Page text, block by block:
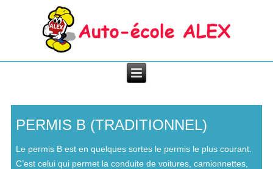
PERMIS B (TRADITIONNEL)
Le permis B est en quelques sortes le permis le plus courant.
C’est celui qui permet la conduite de voitures, camionnettes,